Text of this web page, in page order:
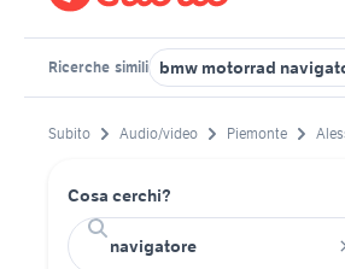
Ricerche simili bmw motorrad
Subito Audio/video Piemonte
Cosa cerchi?